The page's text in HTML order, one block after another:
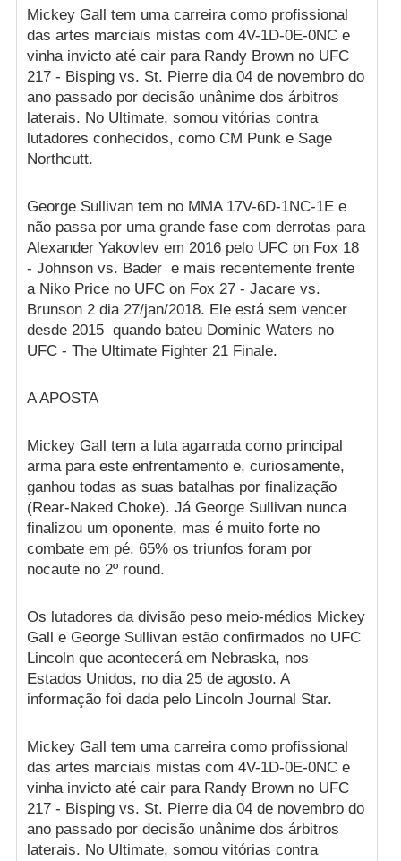
Mickey Gall tem uma carreira como profissional
das artes marciais mistas com 4V-1D-0E-0NC e
vinha invicto até cair para Randy Brown no UFC
217 - Bisping vs. St. Pierre dia 04 de novembro do
ano passado por decisão unânime dos árbitros
laterais. No Ultimate, somou vitórias contra
lutadores conhecidos, como CM Punk e Sage
Northcutt.
George Sullivan tem no MMA 17V-6D-1NC-1E e
não passa por uma grande fase com derrotas para
Alexander Yakovlev em 2016 pelo UFC on Fox 18
- Johnson vs. Bader e mais recentemente frente
a Niko Price no UFC on Fox 27 - Jacare vs.
Brunson 2 dia 27/jan/2018. Ele está sem vencer
desde 2015 quando bateu Dominic Waters no
UFC - The Ultimate Fighter 21 Finale.
A APOSTA
Mickey Gall tem a luta agarrada como principal
arma para este enfrentamento e, curiosamente,
ganhou todas as suas batalhas por finalização
(Rear-Naked Choke). Já George Sullivan nunca
finalizou um oponente, mas é muito forte no
combate em pé. 65% os triunfos foram por
nocaute no 2º round.
Os lutadores da divisão peso meio-médios Mickey
Gall e George Sullivan estão confirmados no UFC
Lincoln que acontecerá em Nebraska, nos
Estados Unidos, no dia 25 de agosto. A
informação foi dada pelo Lincoln Journal Star.
Mickey Gall tem uma carreira como profissional
das artes marciais mistas com 4V-1D-0E-0NC e
vinha invicto até cair para Randy Brown no UFC
217 - Bisping vs. St. Pierre dia 04 de novembro do
ano passado por decisão unânime dos árbitros
laterais. No Ultimate, somou vitórias contra